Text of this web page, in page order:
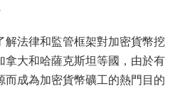
解法律和監管框架對加密貨幣挖
拿大和哈薩克斯坦等國，由於有
成為加密貨幣礦工的熱門目的